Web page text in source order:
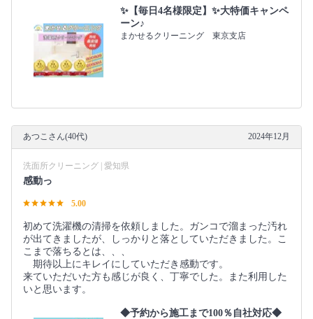
✨【毎日4名様限定】✨大特価キャンペ
ーン♪
まかせるクリーニング 東京支店
あつこさん(40代) 2024年12月
洗面所クリーニング | 愛知県
感動っ
5.00
初めて洗濯機の清掃を依頼しました。ガンコで溜まった汚れ
が出てきましたが、しっかりと落としていただきました。こ
こまで落ちるとは、、、
期待以上にキレイにしていただき感動です。
来ていただいた方も感じが良く、丁寧でした。また利用した
いと思います。
◆予約から施工まで100％自社対応◆